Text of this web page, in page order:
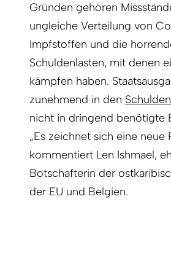
Gründen gehören
ungleiche Verteilung von
Impfstoffen und die
Schuldenlasten, mit denen
kämpfen haben.
zunehmend in den
nicht in dringend benötigte
„Es zeichnet sich eine neue
kommentiert Len Ishmael,
Botschafterin der
der EU und Belgien.